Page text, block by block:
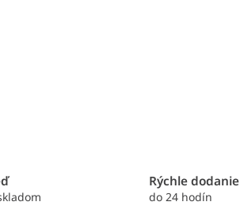
Rýchle dodanie
do 24 hodín